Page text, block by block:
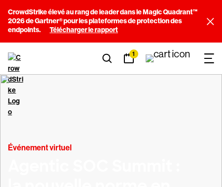
CrowdStrike élevé au rang de leader dans le Magic Quadrant™
2026 de Gartner® pour les plateformes de protection des
endpoints.
Télécharger le rapport
1
Événement virtuel